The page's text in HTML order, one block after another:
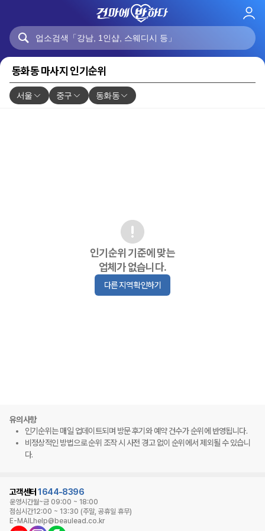
로
동화동 마사지 인기순위
서울 중구 동화동
인기순위 기준에 맞는
업체가 없습니다.
다른 지역 확인하기
유의사항
인기순위는 매일 업데이트되며 방문 후기와 예약 건수가 순위에 반영됩니다.
비정상적인 방법으로 순위 조작 시 사전 경고 없이 순위에서 제외될 수 있습니
다.
고객센터 1644-8396
운영시간월~금 09:00 ~ 18:00
점심시간12:00 ~ 13:30 (주말, 공휴일 휴무)
E-MAILhelp@beaulead.co.kr